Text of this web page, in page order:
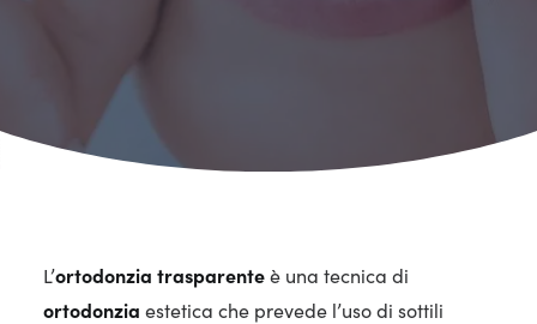
L’ortodonzia trasparenteè una tecnica di
ortodonzia estetica che prevede l’uso di sottili